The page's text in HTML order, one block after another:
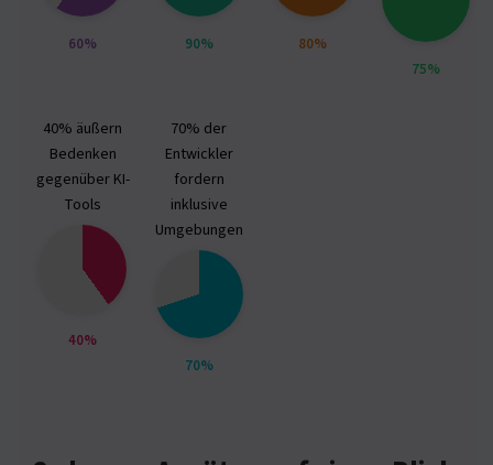
60% 90% 80%
75%
40% äußern
Bedenken
gegenüber KI-
Tools
40%
70% der
Entwickler
fordern
inklusive
Umgebungen
70%